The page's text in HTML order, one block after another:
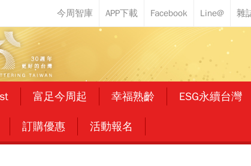
富足今周起 幸福熟齡 ESG永續台灣
訂購優惠 活動報名